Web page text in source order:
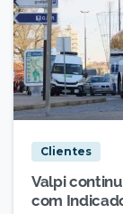
Clientes
Valpi
com